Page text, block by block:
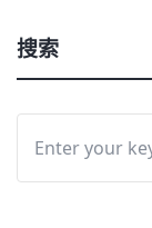
搜索